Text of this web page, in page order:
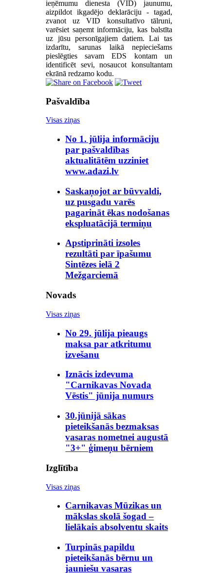
ieņēmumu dienesta (VID) jaunumu,
aizpildot ikgadējo deklarāciju - tagad,
zvanot uz VID konsultatīvo tālruni,
varēsiet saņemt informāciju, kas balstīta
uz jūsu personīgajiem datiem. Lai tas
izdarītu, sarunas laikā nepieciešams
pieslēgties savam EDS kontam un
identificēt sevi, nosaucot konsultantam
ekrānā redzamo kodu.
Pašvaldība
Visas ziņas
No 1. jūlija informāciju
par pašvaldības
aktualitātēm uzziniet
www.adazi.lv
Saskaņojot ar būvvaldi,
uz pusgadu varēs
pagarināt ēkas nodošanas
ekspluatācijā termiņu
Apstiprināti izsoles
rezultāti par īpašumu
Sintēzes ielā 2
Mežgarciemā
Novads
Visas ziņas
No 29. jūlija pieaugs
maksa par atkritumu
izvešanu
Iznācis izdevuma
"Carnikavas Novada
Vēstis" jūnija numurs
30.jūnijā sākas
pieteikšanās bezmaksas
vasaras nometnei augustā
"3+" ģimeņu bērniem
Izglītība
Visas ziņas
Carnikavas Mūzikas un
mākslas skolā šogad –
lielākais absolventu skaits
Turpinās papildu
pieteikšanās bērnu un
jauniešu vasaras